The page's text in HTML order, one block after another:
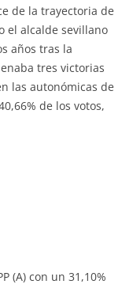
de la trayectoria de
el alcalde sevillano
años tras la
tres victorias
las autonómicas de
de los votos,
(A) con un 31,10%